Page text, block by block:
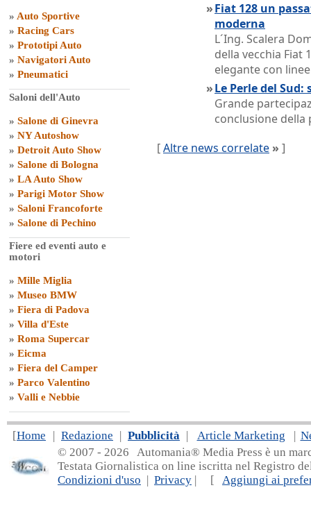
» Auto Sportive
» Racing Cars
» Prototipi Auto
» Navigatori Auto
» Pneumatici
Saloni dell'Auto
» Salone di Ginevra
» NY Autoshow
» Detroit Auto Show
» Salone di Bologna
» LA Auto Show
» Parigi Motor Show
» Saloni Francoforte
» Salone di Pechino
Fiere ed eventi auto e
motori
» Mille Miglia
» Museo BMW
» Fiera di Padova
» Villa d'Este
» Roma Supercar
» Eicma
» Fiera del Camper
» Parco Valentino
» Valli e Nebbie
»Fiat 128 un
moderna
L´Ing. Scalera
della vecchia Fiat
elegante con
»Le Perle del
Grande
conclusione della
[Altre news correlate » ]
[Home | Redazione | Pubblicità | Article Marketing |
© 2007 - 2026 Automania® Media Press è un
Testata Giornalistica on line iscritta nel Registro
Condizioni d'uso | Privacy | [ Aggiungi ai